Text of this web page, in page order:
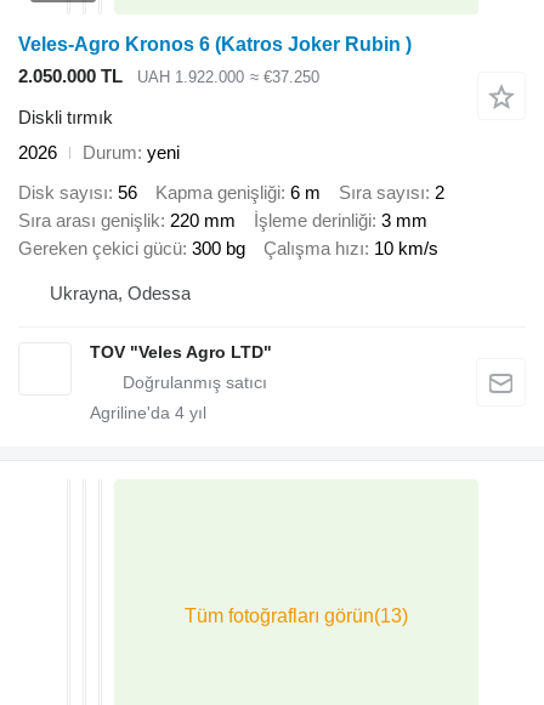
Veles-Agro Kronos 6 (Katros Joker Rubin )
2.050.000 TL
UAH 1.922.000 ≈ €37.250
Diskli tırmık
2026
Durum yeni
Disk sayısı 56 Kapma genişliği 6 m Sıra sayısı 2
Sıra arası genişlik 220 mm İşleme derinliği 3 mm
Gereken çekici gücü 300 bg Çalışma hızı 10 km/s
Ukrayna, Odessa
TOV "Veles Agro LTD"
Agriline'da 4 yıl